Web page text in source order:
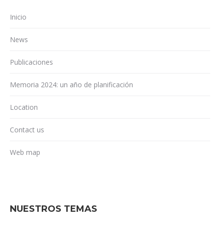
Inicio
News
Publicaciones
Memoria 2024: un año de planificación
Location
Contact us
Web map
NUESTROS TEMAS